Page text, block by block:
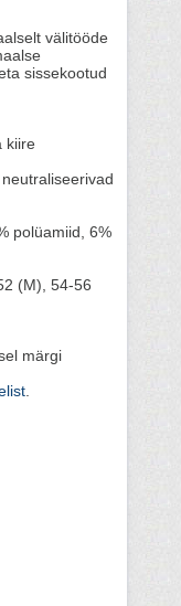
välitööde
sissekootud
kiire
polüamiid, 6%
(M), 54-56
märgi
.